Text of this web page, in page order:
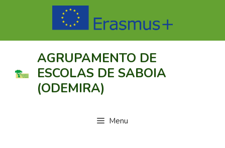
AGRUPAMENTO DE
ESCOLAS DE SABOIA
(ODEMIRA)
Menu